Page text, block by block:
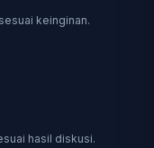
keinginan.
hasil diskusi.